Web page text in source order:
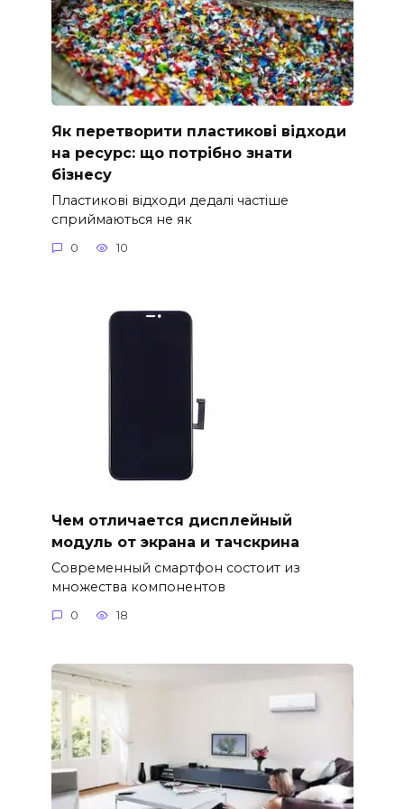
Як перетворити пластикові відходи
на ресурс: що потрібно знати
бізнесу
Пластикові відходи дедалі частіше
сприймаються не як
0 10
Чем отличается дисплейный
модуль от экрана и тачскрина
Современный смартфон состоит из
множества компонентов
0 18